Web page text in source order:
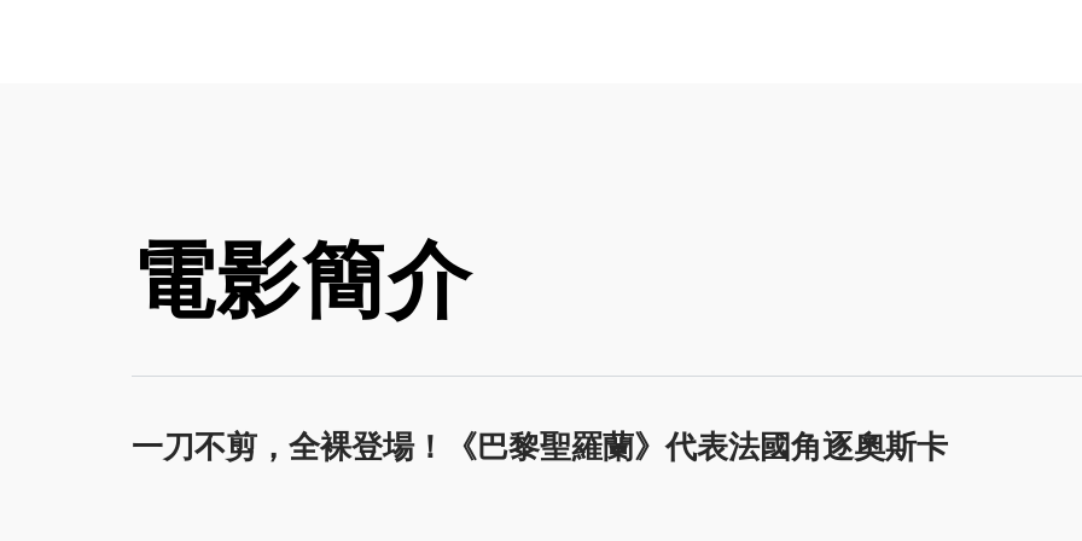
電影簡介
一刀不剪，全裸登場！《巴黎聖羅蘭》代表法國角逐奧斯卡